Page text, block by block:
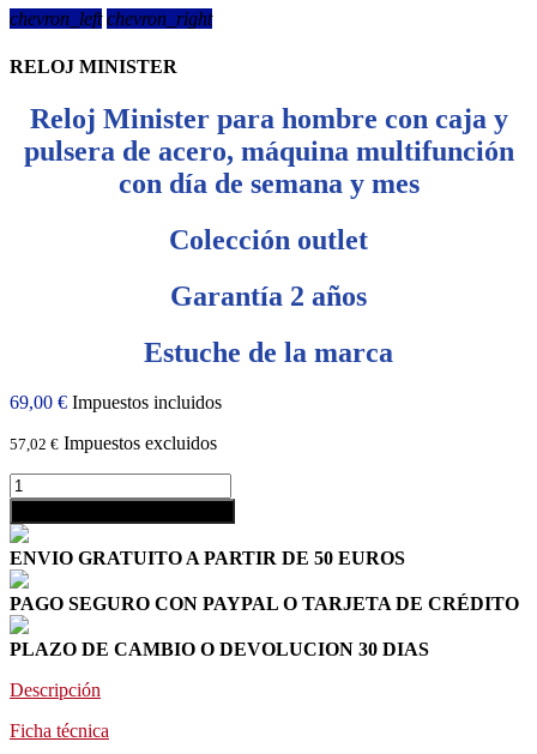
chevron_left chevron_right
RELOJ MINISTER
Reloj Minister para hombre con caja y
pulsera de acero, máquina multifunción
con día de semana y mes
Colección outlet
Garantía 2 años
Estuche de la marca
69,00 € Impuestos incluidos
57,02 € Impuestos excluidos
ENVIO GRATUITO A PARTIR DE 50 EUROS
PAGO SEGURO CON PAYPAL O TARJETA DE CRÉDITO
PLAZO DE CAMBIO O DEVOLUCION 30 DIAS
Descripción
Ficha técnica